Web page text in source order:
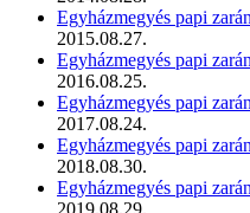
Egyházmegyés papi
2015.08.27.
Egyházmegyés papi
2016.08.25.
Egyházmegyés papi
2017.08.24.
Egyházmegyés papi
2018.08.30.
Egyházmegyés papi